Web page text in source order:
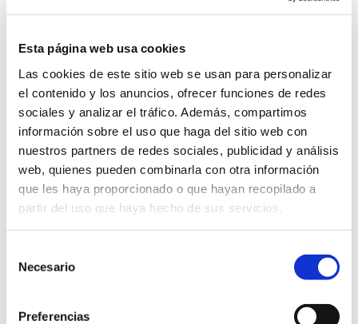
Esta página web usa cookies
Las cookies de este sitio web se usan para personalizar
el contenido y los anuncios, ofrecer funciones de redes
sociales y analizar el tráfico. Además, compartimos
información sobre el uso que haga del sitio web con
nuestros partners de redes sociales, publicidad y análisis
web, quienes pueden combinarla con otra información
que les haya proporcionado o que hayan recopilado a
partir del uso que haya hecho de sus servicios.
Necesario
Preferencias
INSCRIBIRSE EN LA OFERTA
¿Quieres trabajar con nosotros este verano o la
temporada completa? La Costa Beach & Golf Resort
busca estudiantes y profesionales para trabajar en
un ambiente cómodo y distendido. Si tienes
experiencia o quieres aprender el oficio de
hostelería, envíanos tu Curriculum.
La Costa Beach & Golf Resort tiene acuerdos y ofrece
graduados, Envíanos tus datos y pronto nos
Ver Documento Informativo